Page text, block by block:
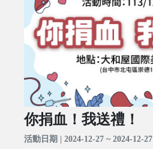
你捐血！我送禮！
活動日期 | 2024-12-27 ~ 2024-12-27